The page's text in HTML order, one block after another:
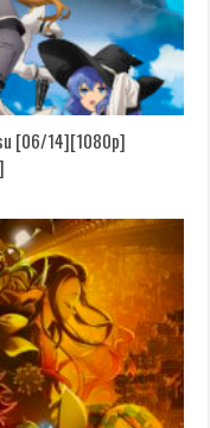
[06/14][1080p]